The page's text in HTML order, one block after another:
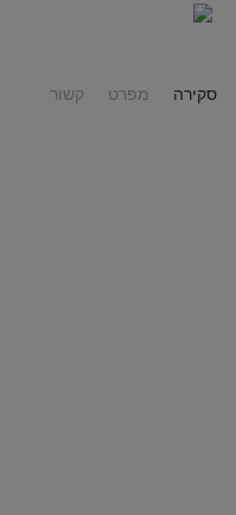
כסוףסקירה מפרט קשור